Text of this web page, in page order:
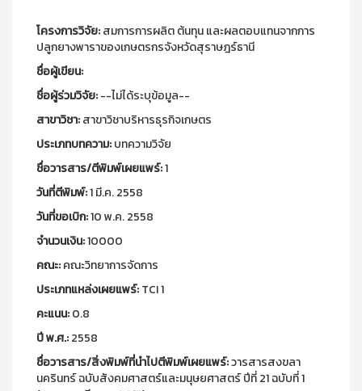
โครงการวิจัย:สมการการผลิต ต้นทุน และผลตอบแทนจากการ
ปลูกยางพาราของเกษตรกรจังหวัดสุราษฎร์ธานี
ชื่อผู้เขียน:
ชื่อผู้ร่วมวิจัย:--ไม่ได้ระบุข้อมูล--
สาขาวิชา:สาขาวิชาบริหารธุรกิจเกษตร
ประเภทบทความ:บทความวิจัย
ชื่อวารสาร/ตีพิมพ์เผยแพร์:1
วันที่ตีพิมพ์:1 มี.ค. 2558
วันที่ขอเบิก:10 พ.ค. 2558
จำนวนเงิน:10000
คณะ:คณะวิทยาการจัดการ
ประเภทแหล่งเผยแพร์:TCI 1
คะแนน:0.8
ปี พ.ศ.:2558
ชื่อวารสาร/สิ่งพิมพ์ที่นำไปตีพิมพ์เผยแพร์:วารสารสงขลา
นครินทร์ ฉบับสังคมศาสตร์และมนุษยศาสตร์ ปีที่ 21 ฉบับที่ 1